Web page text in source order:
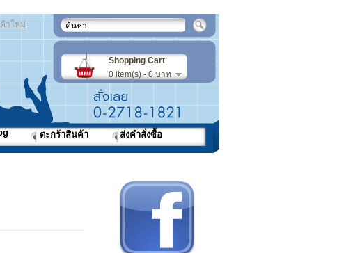
Shopping Cart
0 item(s) - 0 บาท
าใหม่.
ตะกร้าสินค้า ส่งคำสั่งซื้อ